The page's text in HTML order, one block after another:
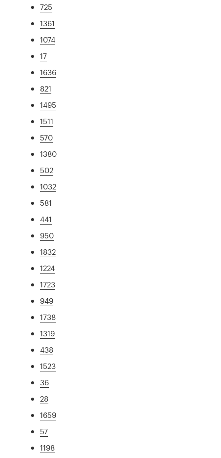
725
1361
1074
17
1636
821
1495
1511
570
1380
502
1032
581
441
950
1832
1224
1723
949
1738
1319
438
1523
36
28
1659
57
1198